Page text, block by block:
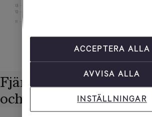
Fjärrkontroll med
och funktioner
ACCEPTERA ALLA
AVVISA ALLA
INSTÄLLNINGAR